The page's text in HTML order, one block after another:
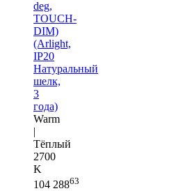
deg,
TOUCH-
DIM)
(Arlight,
IP20
Натуральный
шелк,
3
года)
Warm
|
Тёплый
2700
K
104 28863